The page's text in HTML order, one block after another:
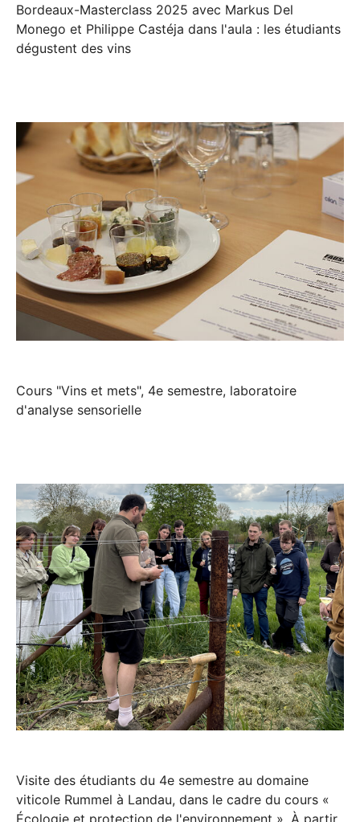
Bordeaux-Masterclass 2025 avec Markus Del
Monego et Philippe Castéja dans l'aula : les étudiants
dégustent des vins
Cours "Vins et mets", 4e semestre, laboratoire
d'analyse sensorielle
Visite des étudiants du 4e semestre au domaine
viticole Rummel à Landau, dans le cadre du cours «
Écologie et protection de l'environnement ». À partir